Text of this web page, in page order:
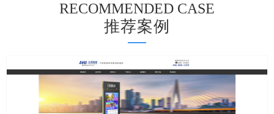
RECOMMENDED CASE
推荐案例